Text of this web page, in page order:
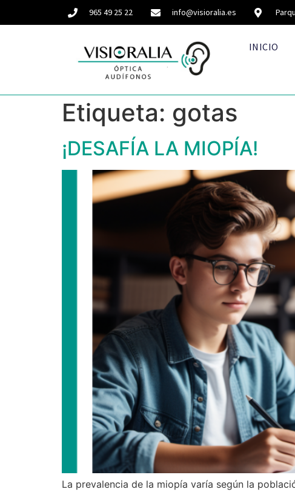
965 49 25 22 info@visioralia.es
INICIO
Etiqueta: gotas
¡DESAFÍA LA MIOPÍA!
La prevalencia de la miopía varía según la